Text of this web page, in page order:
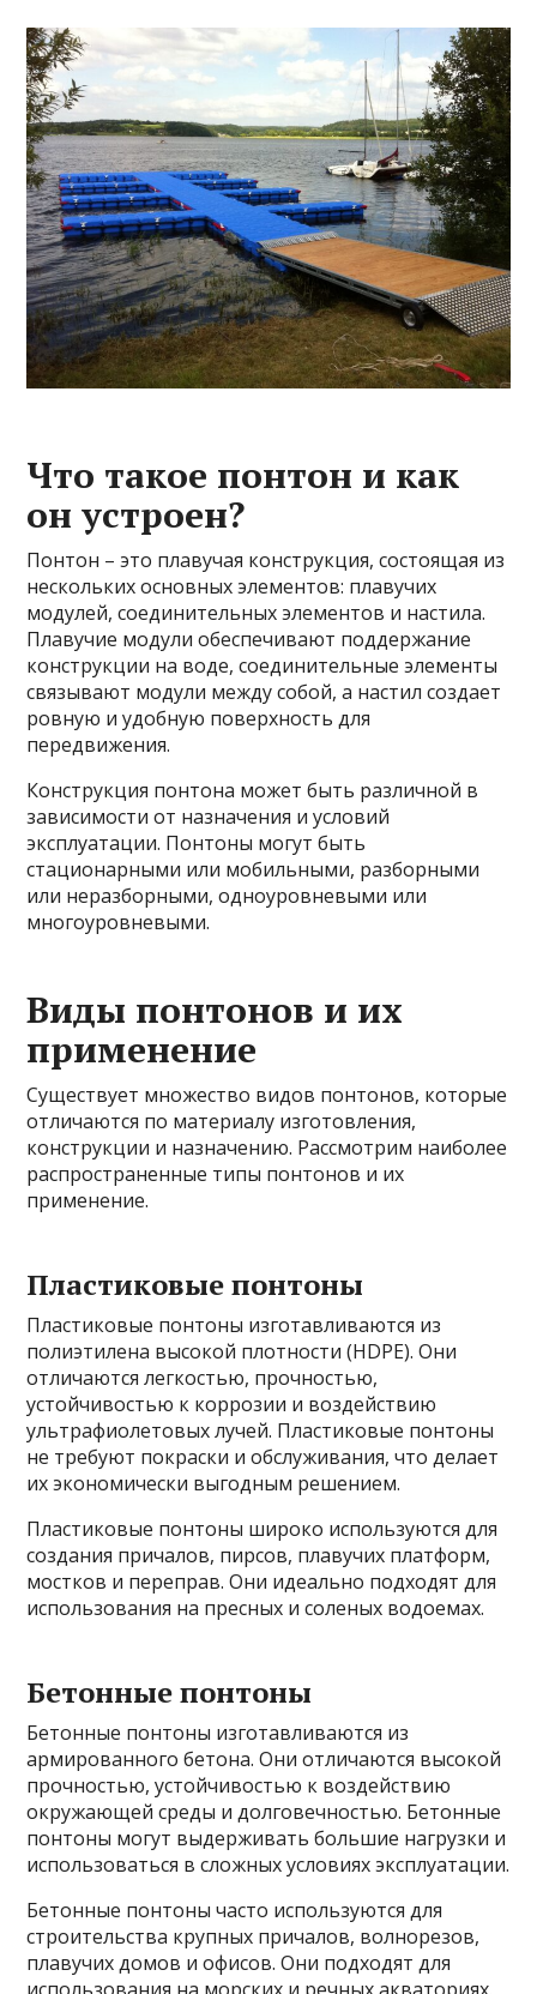
Что такое понтон и как
он устроен?
Понтон – это плавучая конструкция, состоящая из
нескольких основных элементов: плавучих
модулей, соединительных элементов и настила.
Плавучие модули обеспечивают поддержание
конструкции на воде, соединительные элементы
связывают модули между собой, а настил создает
ровную и удобную поверхность для
передвижения.
Конструкция понтона может быть различной в
зависимости от назначения и условий
эксплуатации. Понтоны могут быть
стационарными или мобильными, разборными
или неразборными, одноуровневыми или
многоуровневыми.
Виды понтонов и их
применение
Существует множество видов понтонов, которые
отличаются по материалу изготовления,
конструкции и назначению. Рассмотрим наиболее
распространенные типы понтонов и их
применение.
Пластиковые понтоны
Пластиковые понтоны изготавливаются из
полиэтилена высокой плотности (HDPE). Они
отличаются легкостью, прочностью,
устойчивостью к коррозии и воздействию
ультрафиолетовых лучей. Пластиковые понтоны
не требуют покраски и обслуживания, что делает
их экономически выгодным решением.
Пластиковые понтоны широко используются для
создания причалов, пирсов, плавучих платформ,
мостков и переправ. Они идеально подходят для
использования на пресных и соленых водоемах.
Бетонные понтоны
Бетонные понтоны изготавливаются из
армированного бетона. Они отличаются высокой
прочностью, устойчивостью к воздействию
окружающей среды и долговечностью. Бетонные
понтоны могут выдерживать большие нагрузки и
использоваться в сложных условиях эксплуатации.
Бетонные понтоны часто используются для
строительства крупных причалов, волнорезов,
плавучих домов и офисов. Они подходят для